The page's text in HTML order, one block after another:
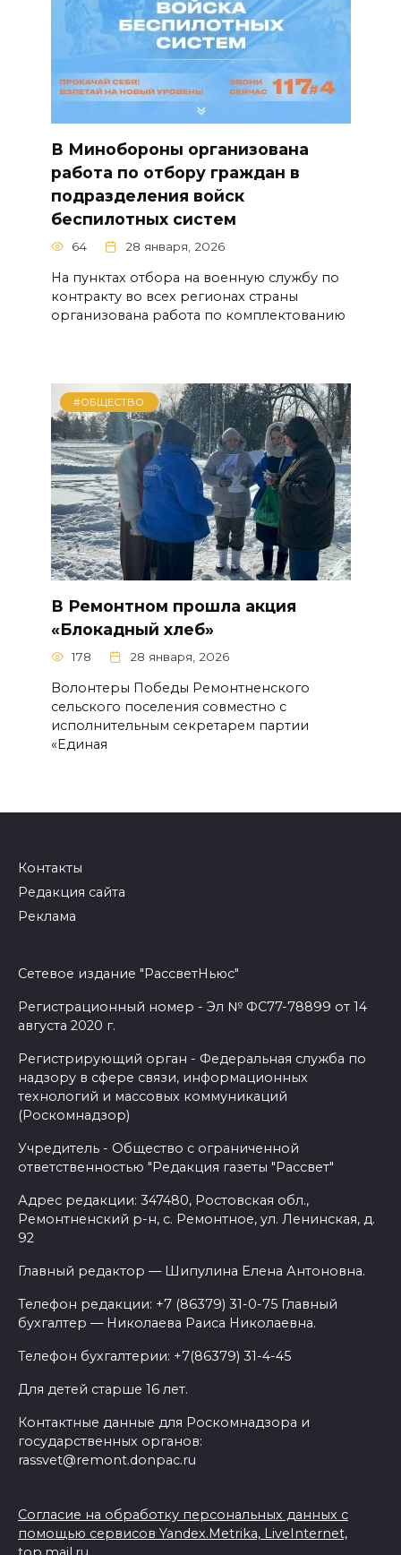
В Минобороны организована
работа по отбору граждан в
подразделения войск
беспилотных систем
64 28 января, 2026
На пунктах отбора на военную службу по
контракту во всех регионах страны
организована работа по комплектованию
#ОБЩЕСТВО
В Ремонтном прошла акция
«Блокадный хлеб»
178 28 января, 2026
Волонтеры Победы Ремонтненского
сельского поселения совместно с
исполнительным секретарем партии
«Единая
Контакты
Редакция сайта
Реклама
Сетевое издание "РассветНьюс"
Регистрационный номер - Эл № ФС77-78899 от 14
августа 2020 г.
Регистрирующий орган - Федеральная служба по
надзору в сфере связи, информационных
технологий и массовых коммуникаций
(Роскомнадзор)
Учредитель - Общество с ограниченной
ответственностью "Редакция газеты "Рассвет"
Адрес редакции: 347480, Ростовская обл.,
Ремонтненский р-н, с. Ремонтное, ул. Ленинская, д.
92
Главный редактор — Шипулина Елена Антоновна.
Телефон редакции: +7 (86379) 31-0-75 Главный
бухгалтер — Николаева Раиса Николаевна.
Телефон бухгалтерии: +7(86379) 31-4-45
Для детей старше 16 лет.
Контактные данные для Роскомнадзора и
государственных органов:
rassvet@remont.donpac.ru
Согласие на обработку персональных данных с
помощью сервисов Yandex.Metrika, LiveInternet,